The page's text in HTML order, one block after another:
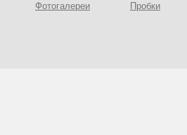
Фотогалереи
Пробки